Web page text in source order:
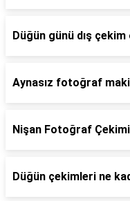
Düğün günü dış
Aynasız fotoğraf
Nişan Fotoğraf
Düğün çekimleri ne